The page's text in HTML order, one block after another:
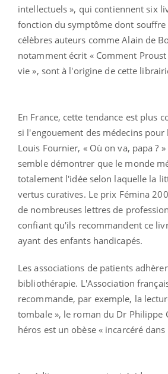
intellectuels », qui contiennent six
fonction du symptôme dont souffre
célèbres auteurs comme Alain de
notamment écrit « Comment
vie », sont à l'origine de cette
En France, cette tendance est plus
si l'engouement des médecins pour
Louis Fournier, « Où on va, papa ?
semble démontrer que le monde
totalement l'idée selon laquelle la
vertus curatives. Le prix Fémina
de nombreuses lettres de
confiant qu'ils recommandent ce
ayant des enfants handicapés.
Les associations de patients
bibliothérapie. L'Association
recommande, par exemple, la
tombale », le roman du Dr Philippe
héros est un obèse « incarcéré